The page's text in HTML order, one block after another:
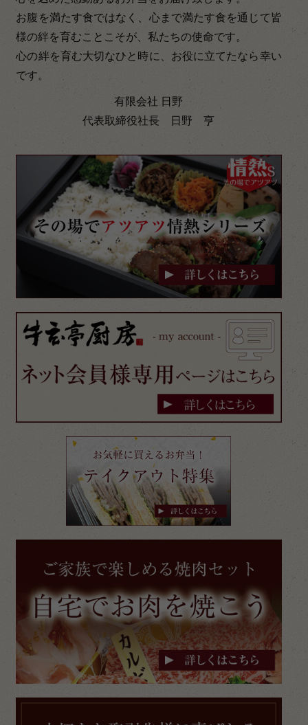
お腹を満たす食ではなく、心まで満たす食を通じて皆
様の絆を育むことこそが、私たちの使命です。
心の絆を育む大切なひと時に、お役に立てたなら幸い
です。
有限会社 日野
代表取締役社長 日野 亨